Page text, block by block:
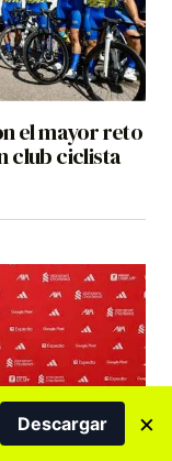
el mayor reto
club ciclista
Descargar ×